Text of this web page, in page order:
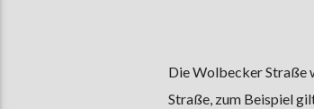
Die Wolbecker Straße
Straße, zum Beispiel